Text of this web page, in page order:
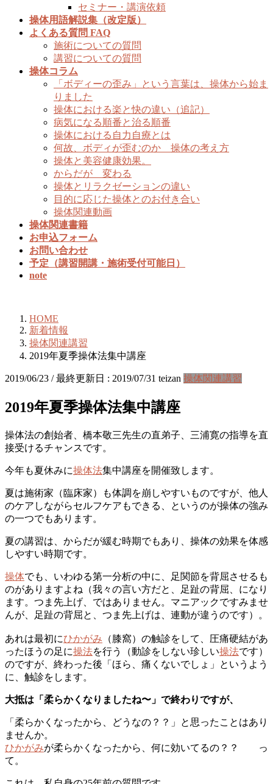
セミナー・講演依頼
操体用語解説集（改定版）
よくある質問 FAQ
施術についての質問
講習についての質問
操体コラム
「ボディーの歪み」という言葉は、操体から始ま
りました
操体における楽と快の違い（追記）
病気になる順番と治る順番
操体における自力自療とは
何故、ボディが歪むのか 操体の考え方
操体と美容健康効果。
からだが 変わる
操体とリラクゼーションの違い
目的に応じた操体とのお付き合い
操体関連動画
操体関連書籍
お申込フォーム
お問い合わせ
予定（講習開講・施術受付可能日）
note
HOME
新着情報
操体関連講習
2019年夏季操体法集中講座
2019/06/23 / 最終更新日 : 2019/07/31 teizan 操体関連講習
2019年夏季操体法集中講座
操体法の創始者、橋本敬三先生の直弟子、三浦寛の指導を直
接受けるチャンスです。
今年も夏休みに操体法集中講座を開催致します。
夏は施術家（臨床家）も体調を崩しやすいものですが、他人
のケアしながらセルフケアもできる、というのが操体の強み
の一つでもあります。
夏の講習は、からだが緩む時期でもあり、操体の効果を体感
しやすい時期です。
操体でも、いわゆる第一分析の中に、足関節を背屈させるも
のがありますよね（我々の言い方だと、足趾の背屈、になり
ます。つま先上げ、ではありません。マニアックですみませ
んが、足趾の背屈と、つま先上げは、連動が違うのです）。
あれは最初にひかがみ （膝窩）の触診をして、圧痛硬結があ
ったほうの足に操法を行う（動診をしない珍しい操法です）
のですが、終わった後「ほら、痛くないでしょ」というよう
に、触診をします。
大抵は「柔らかくなりましたね〜」で終わりですが、
「柔らかくなったから、どうなの？？」と思ったことはあり
ませんか。
ひかがみが柔らかくなったから、何に効いてるの？？ っ
て。